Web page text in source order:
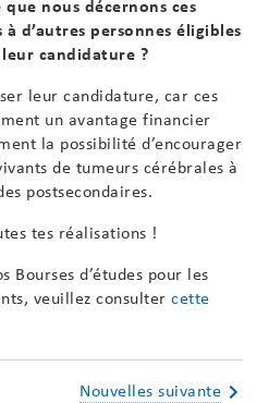
que nous décernons ces
d’autres personnes éligibles
candidature ?
leur candidature, car ces
un avantage financier
la possibilité d’encourager
de tumeurs cérébrales à
postsecondaires.
tes réalisations !
Bourses d’études pour les
veuillez consulter cette
Nouvelles suivante